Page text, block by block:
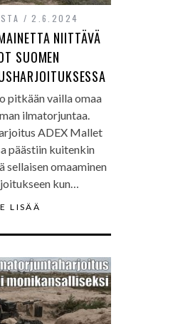
2.6.2024
NIITTÄVÄ
SUOMEN
pitkään vailla omaa
ilmatorjuntaa.
ADEX Mallet
päästiin kuitenkin
sellaisen omaaminen
kun…
LISÄÄ